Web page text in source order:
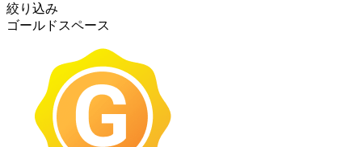
絞り込み
ゴールドスペース